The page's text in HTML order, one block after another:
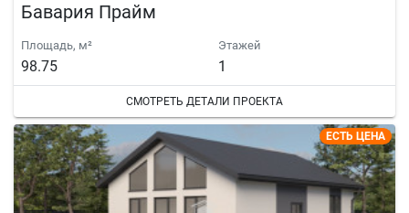
Бавария Прайм
Площадь, м²
98.75
Этажей
1
СМОТРЕТЬ ДЕТАЛИ ПРОЕКТА
ЕСТЬ ЦЕНА